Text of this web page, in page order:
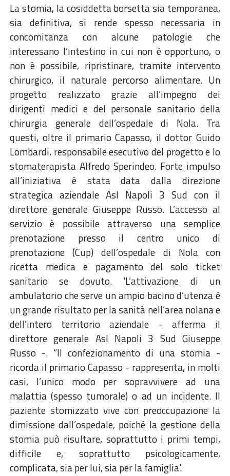
La stomia, la cosiddetta borsetta sia temporanea,
sia definitiva, si rende spesso necessaria in
concomitanza con alcune patologie che
interessano l’intestino in cui non è opportuno, o
non è possibile, ripristinare, tramite intervento
chirurgico, il naturale percorso alimentare. Un
progetto realizzato grazie all’impegno dei
dirigenti medici e del personale sanitario della
chirurgia generale dell’ospedale di Nola. Tra
questi, oltre il primario Capasso, il dottor Guido
Lombardi, responsabile esecutivo del progetto e lo
stomaterapista Alfredo Sperindeo. Forte impulso
all’iniziativa è stata data dalla direzione
strategica aziendale Asl Napoli 3 Sud con il
direttore generale Giuseppe Russo. L’accesso al
servizio è possibile attraverso una semplice
prenotazione presso il centro unico di
prenotazione (Cup) dell’ospedale di Nola con
ricetta medica e pagamento del solo ticket
sanitario se dovuto. 'L’attivazione di un
ambulatorio che serve un ampio bacino d’utenza è
un grande risultato per la sanità nell’area nolana e
dell’intero territorio aziendale - afferma il
direttore generale Asl Napoli 3 Sud Giuseppe
Russo -. “Il confezionamento di una stomia -
ricorda il primario Capasso - rappresenta, in molti
casi, l’unico modo per sopravvivere ad una
malattia (spesso tumorale) o ad un incidente. Il
paziente stomizzato vive con preoccupazione la
dimissione dall’ospedale, poiché la gestione della
stomia può risultare, soprattutto i primi tempi,
difficile e, soprattutto psicologicamente,
complicata, sia per lui, sia per la famiglia'.